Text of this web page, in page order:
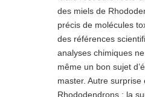
des miels de
précis de molécules
des références
analyses chimiques
même un bon sujet
master. Autre
Rhododendrons : la